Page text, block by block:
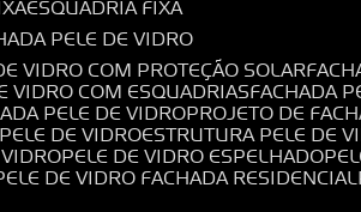
ESQUADRIA FIXA
PELE DE VIDRO
VIDRO COM PROTEÇÃO SOLAR
VIDRO COM ESQUADRIAS FACHADA
PELE DE VIDRO PROJETO DE
DE VIDRO ESTRUTURA PELE DE
PELE DE VIDRO ESPELHADO
PELE DE VIDRO FACHADA RESIDENCIAL